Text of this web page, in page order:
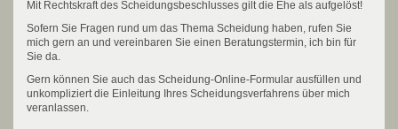
Mit Rechtskraft des Scheidungsbeschlusses gilt die Ehe als aufgelöst!
Sofern Sie Fragen rund um das Thema Scheidung haben, rufen Sie
mich gern an und vereinbaren Sie einen Beratungstermin, ich bin für
Sie da.
Gern können Sie auch das Scheidung-Online-Formular ausfüllen und
unkompliziert die Einleitung Ihres Scheidungsverfahrens über mich
veranlassen.